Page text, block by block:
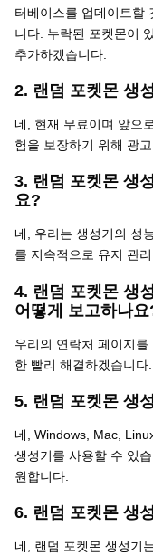
터베이스를 업데이트할
니다. 누락된 포켓몬이
추가하겠습니다.
2. 랜덤 포켓몬 생
네, 현재 무료이며 앞으
험을 보장하기 위해 광
3. 랜덤 포켓몬 생
요?
네, 우리는 생성기의 성
를 지속적으로 유지 관
4. 랜덤 포켓몬 생
어떻게 보고하나요
우리의 연락처 페이지
한 빨리 해결하겠습니다.
5. 랜덤 포켓몬 생
네, Windows, Mac,
생성기를 사용할 수 있
원합니다.
6. 랜덤 포켓몬 생
네, 랜덤 포켓몬 생성기